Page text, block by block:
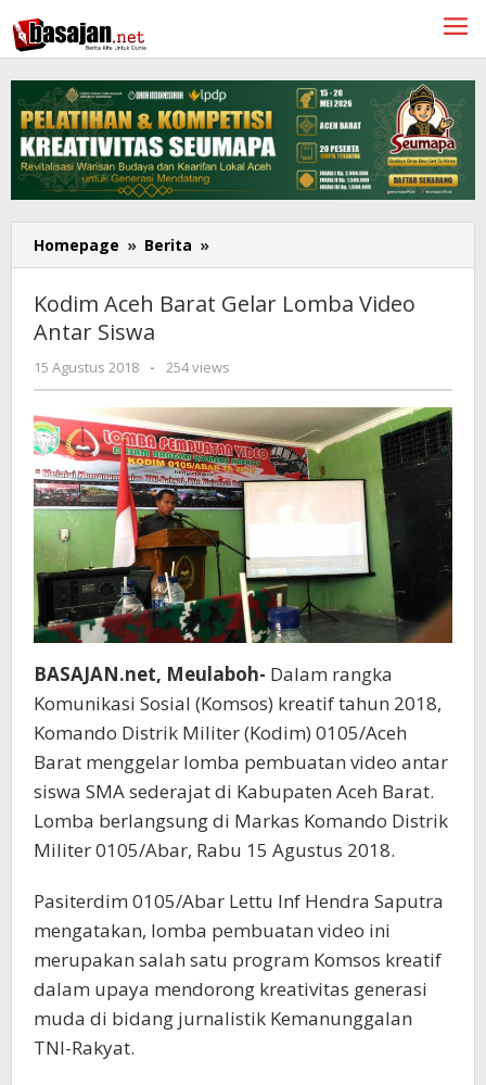
ke
konten
Homepage » Berita »
Aceh
Gelar
Siswa
Kodim Aceh Barat Gelar Lomba Video
Antar Siswa
15 Agustus 2018
oleh
Meria
Ulfa
- 254 views
BASAJAN.net, Meulaboh- Dalam rangka
Komunikasi Sosial (Komsos) kreatif tahun 2018,
Komando Distrik Militer (Kodim) 0105/Aceh
Barat menggelar lomba pembuatan video antar
siswa SMA sederajat di Kabupaten Aceh Barat.
Lomba berlangsung di Markas Komando Distrik
Militer 0105/Abar, Rabu 15 Agustus 2018.
Pasiterdim 0105/Abar Lettu Inf Hendra Saputra
mengatakan, lomba pembuatan video ini
merupakan salah satu program Komsos kreatif
dalam upaya mendorong kreativitas generasi
muda di bidang jurnalistik Kemanunggalan
TNI-Rakyat.